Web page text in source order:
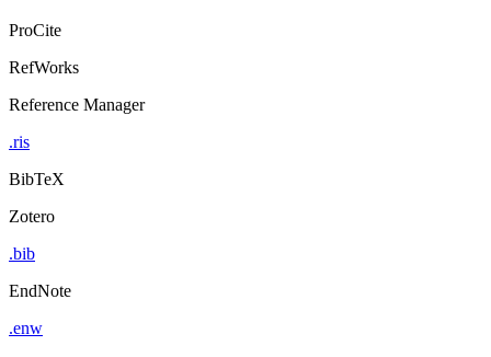
ProCite
RefWorks
Reference Manager
.ris
BibTeX
Zotero
.bib
EndNote
.enw